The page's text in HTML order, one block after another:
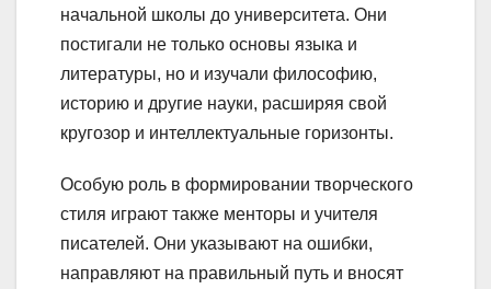
начальной школы до университета. Они
постигали не только основы языка и
литературы, но и изучали философию,
историю и другие науки, расширяя свой
кругозор и интеллектуальные горизонты.
Особую роль в формировании творческого
стиля играют также менторы и учителя
писателей. Они указывают на ошибки,
направляют на правильный путь и вносят